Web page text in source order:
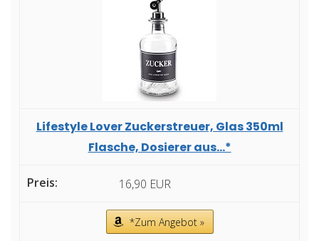
Lifestyle Lover Zuckerstreuer, Glas 350ml
Flasche, Dosierer aus...*
16,90 EUR
*Zum Angebot »